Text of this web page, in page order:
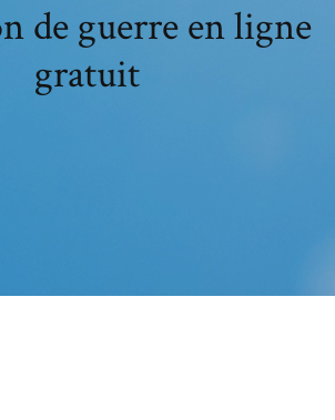
de guerre en ligne
gratuit